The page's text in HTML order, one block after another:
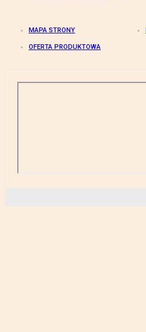
MAPA STRONY
OFERTA PRODUKTOWA